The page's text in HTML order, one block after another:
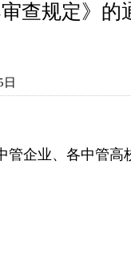
查规定》的
日
企业、各中管高